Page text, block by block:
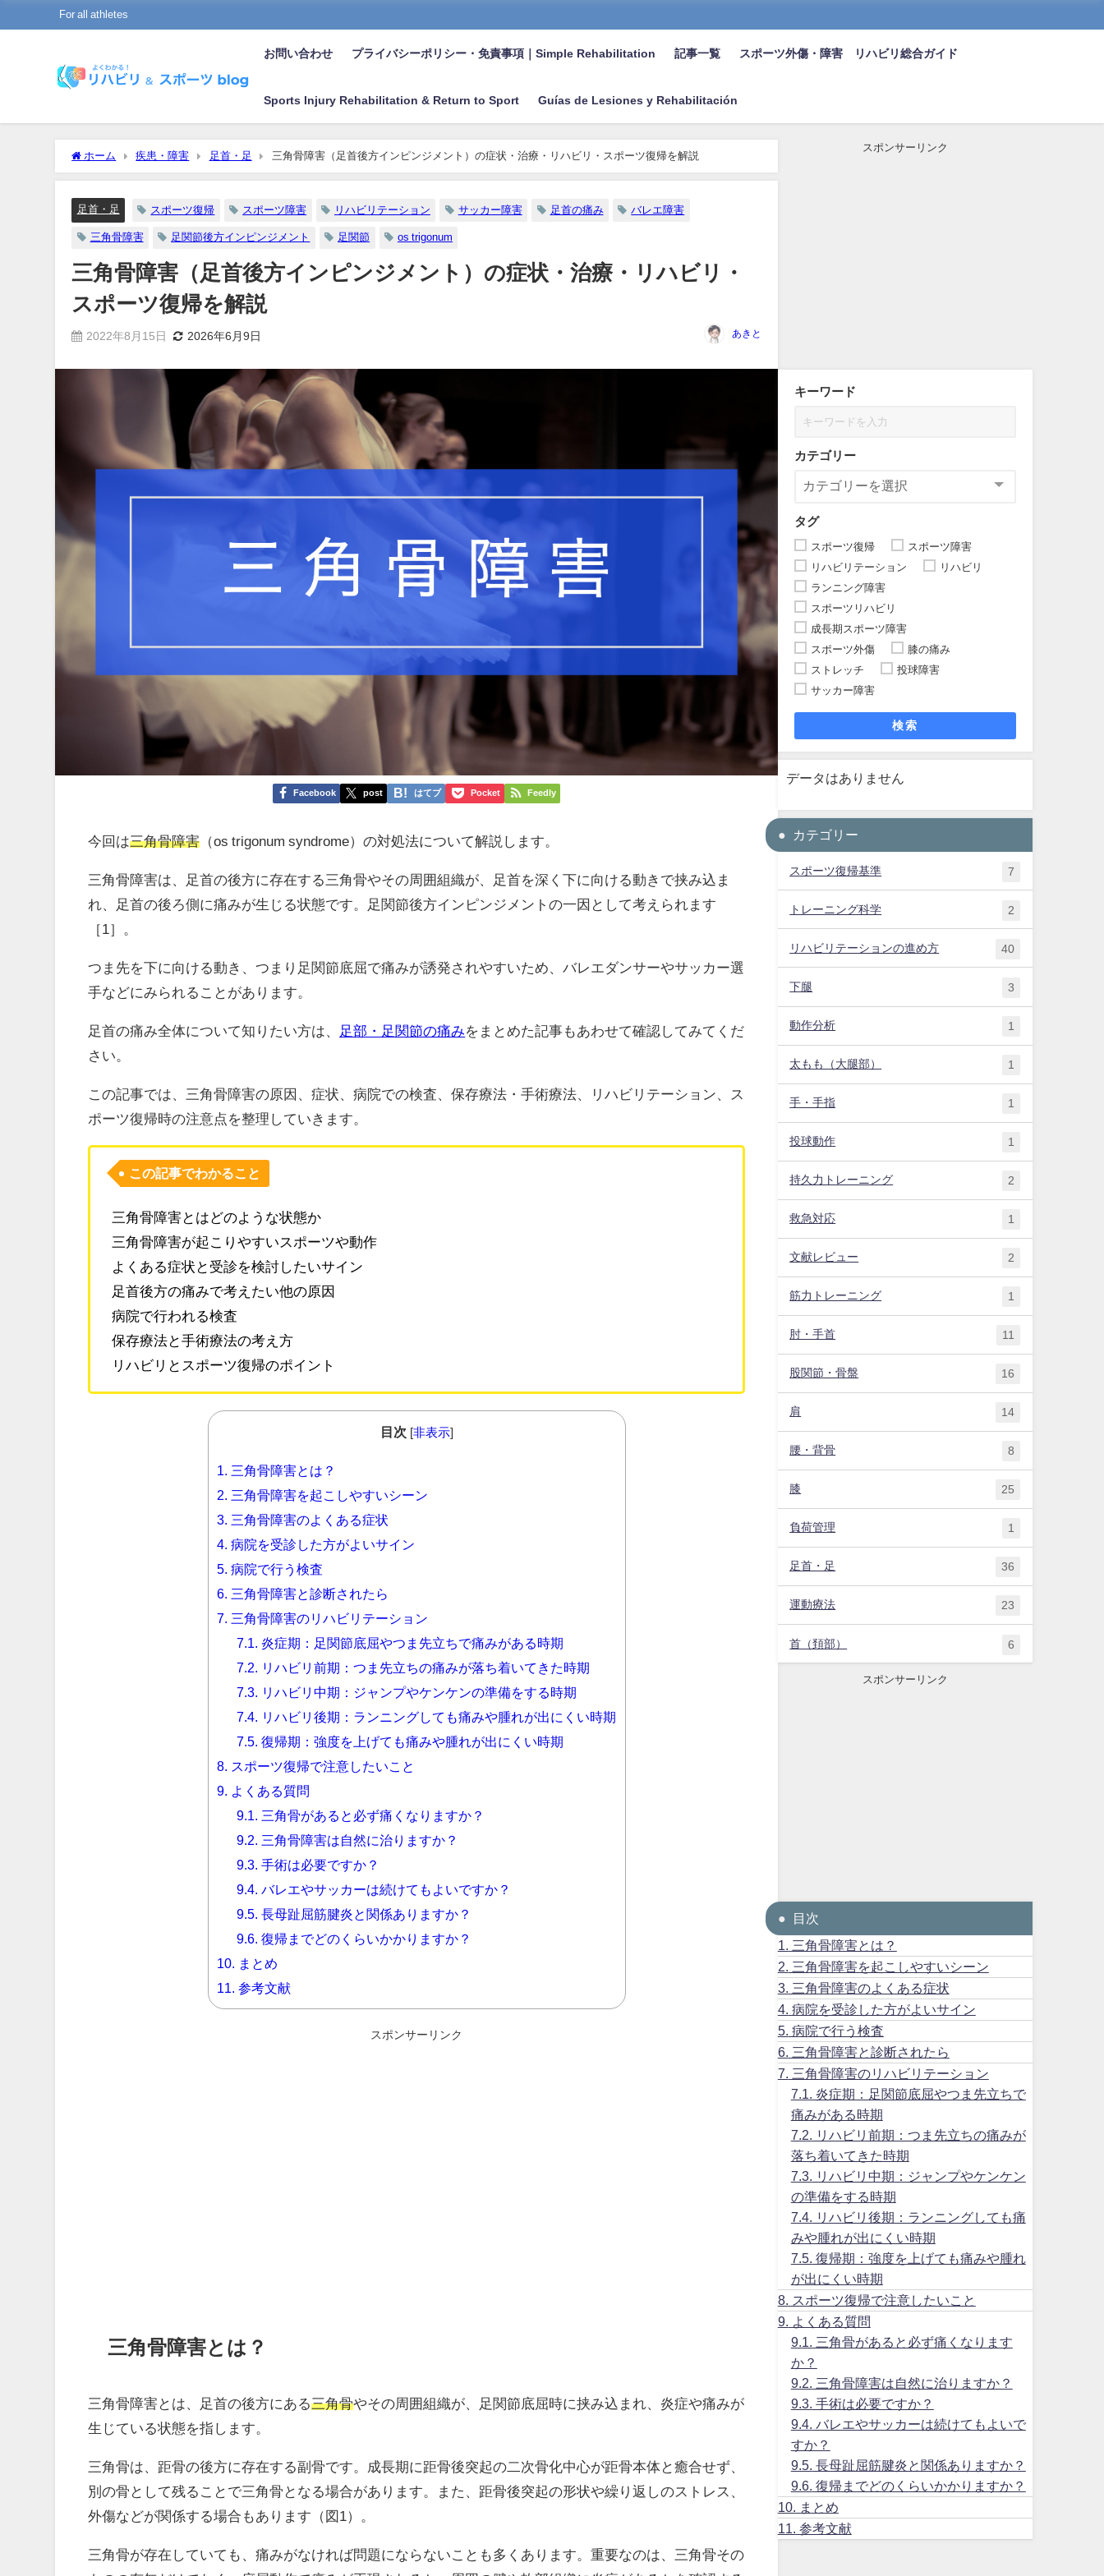
For all athletes
お問い合わせ プライバシーポリシー・免責事項｜Simple Rehabilitation 記事一覧 スポーツ外傷・障害 リハビリ総合ガイド
Sports Injury Rehabilitation & Return to Sport Guías de Lesiones y Rehabilitación
ホーム 疾患・障害 足首・足 三角骨障害（足首後方インピンジメント）の症状・治療・リハビリ・スポーツ復帰を解説
足首・足 スポーツ復帰 スポーツ障害 リハビリテーション サッカー障害 足首の痛み バレエ障害
三角骨障害 足関節後方インピンジメント 足関節 os trigonum
三角骨障害（足首後方インピンジメント）の症状・治療・リハビリ・
スポーツ復帰を解説
2022年8月15日 2026年6月9日 あきと
Facebook post はてブ Pocket Feedly
今回は三角骨障害 （os trigonum syndrome）の対処法について解説します。
三角骨障害は、足首の後方に存在する三角骨やその周囲組織が、足首を深く下に向ける動きで挟み込ま
れ、足首の後ろ側に痛みが生じる状態です。足関節後方インピンジメントの一因として考えられます
［1］。
つま先を下に向ける動き、つまり足関節底屈で痛みが誘発されやすいため、バレエダンサーやサッカー選
手などにみられることがあります。
足首の痛み全体について知りたい方は、 足部・足関節の痛みをまとめた記事もあわせて確認してみてくだ
さい。
この記事では、三角骨障害の原因、症状、病院での検査、保存療法・手術療法、リハビリテーション、ス
ポーツ復帰時の注意点を整理していきます。
この記事でわかること
三角骨障害とはどのような状態か
三角骨障害が起こりやすいスポーツや動作
よくある症状と受診を検討したいサイン
足首後方の痛みで考えたい他の原因
病院で行われる検査
保存療法と手術療法の考え方
リハビリとスポーツ復帰のポイント
目次 非表示]
1. 三角骨障害とは？
2. 三角骨障害を起こしやすいシーン
3. 三角骨障害のよくある症状
4. 病院を受診した方がよいサイン
5. 病院で行う検査
6. 三角骨障害と診断されたら
7. 三角骨障害のリハビリテーション
7.1. 炎症期：足関節底屈やつま先立ちで痛みがある時期
7.2. リハビリ前期：つま先立ちの痛みが落ち着いてきた時期
7.3. リハビリ中期：ジャンプやケンケンの準備をする時期
7.4. リハビリ後期：ランニングしても痛みや腫れが出にくい時期
7.5. 復帰期：強度を上げても痛みや腫れが出にくい時期
8. スポーツ復帰で注意したいこと
9. よくある質問
9.1. 三角骨があると必ず痛くなりますか？
9.2. 三角骨障害は自然に治りますか？
9.3. 手術は必要ですか？
9.4. バレエやサッカーは続けてもよいですか？
9.5. 長母趾屈筋腱炎と関係ありますか？
9.6. 復帰までどのくらいかかりますか？
10. まとめ
11. 参考文献
スポンサーリンク
三角骨障害とは？
三角骨障害とは、足首の後方にある三角骨やその周囲組織が、足関節底屈時に挟み込まれ、炎症や痛みが
生じている状態を指します。
三角骨は、距骨の後方に存在する副骨です。成長期に距骨後突起の二次骨化中心が距骨本体と癒合せず、
別の骨として残ることで三角骨となる場合があります。また、距骨後突起の形状や繰り返しのストレス、
外傷などが関係する場合もあります（図1）。
三角骨が存在していても、痛みがなければ問題にならないことも多くあります。重要なのは、三角骨その
スポンサーリンク
キーワード
カテゴリー
タグ
スポーツ復帰
スポーツ障害
リハビリテーション
リハビリ
ランニング障害
スポーツリハビリ
成長期スポーツ障害
スポーツ外傷
膝の痛み
ストレッチ
投球障害
サッカー障害
検索
データはありません
カテゴリー
スポーツ復帰基準 7
トレーニング科学 2
リハビリテーションの進め方 40
下腿 3
動作分析 1
太もも（大腿部） 1
手・手指 1
投球動作 1
持久力トレーニング 2
救急対応 1
文献レビュー 2
筋力トレーニング 1
肘・手首 11
股関節・骨盤 16
肩 14
腰・背骨 8
膝 25
負荷管理 1
足首・足 36
運動療法 23
首（頚部） 6
スポンサーリンク
目次
1.
三角骨障害とは？
2.
三角骨障害を起こしやすいシーン
3. 三角骨障害のよくある症状
4. 病院を受診した方がよいサイン
5. 病院で行う検査
6. 三角骨障害と診断されたら
7.
三角骨障害のリハビリテーション
7.1.
炎症期：足関節底屈やつま先立ちで
痛みがある時期
7.2.
リハビリ前期：つま先立ちの痛みが
落ち着いてきた時期
7.3.
リハビリ中期：ジャンプやケンケン
の準備をする時期
7.4.
リハビリ後期：ランニングしても痛
みや腫れが出にくい時期
7.5. 復帰期：強度を上げても痛みや腫れ
が出にくい時期
8.
スポーツ復帰で注意したいこと
9.
よくある質問
9.1.
三角骨があると必ず痛くなります
か？
9.2.
三角骨障害は自然に治りますか？
9.3. 手術は必要ですか？
9.4. バレエやサッカーは続けてもよいで
すか？
9.5. 長母趾屈筋腱炎と関係ありますか？
9.6. 復帰までどのくらいかかりますか？
10.
まとめ
11.
参考文献